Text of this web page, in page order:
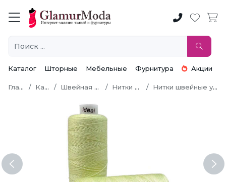
Каталог Шторные Мебельные Фурнитура Акции
Главная Каталог Швейная фурнитура Нитки швейные Нитки швейные универсальные
Previous